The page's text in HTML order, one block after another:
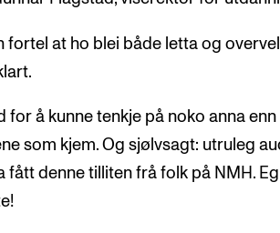
fortel at ho blei både letta og
for å kunne tenkje på noko anna enn
som kjem. Og sjølvsagt: utruleg
fått denne tilliten frå folk på NMH.